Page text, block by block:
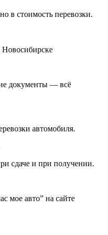
в стоимость перевозки.
Новосибирске
документы — всё
автомобиля.
сдаче и при получении.
мое авто” на сайте